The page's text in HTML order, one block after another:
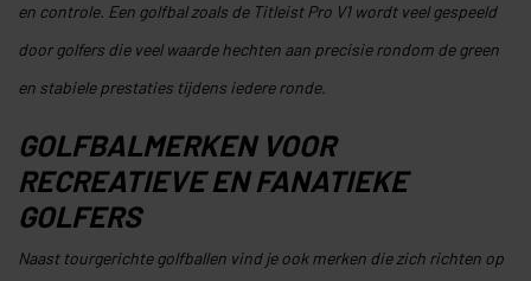
en controle. Een golfbal zoals de Titleist Pro V1 wordt veel gespeeld
door golfers die veel waarde hechten aan precisie rondom de green
en stabiele prestaties tijdens iedere ronde.
GOLFBALMERKEN VOOR
RECREATIEVE EN FANATIEKE
GOLFERS
Naast tourgerichte golfballen vind je ook merken die zich richten op